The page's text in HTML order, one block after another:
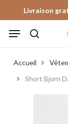
to
main
Livraison
Menu
Accueil
Short Bjorn